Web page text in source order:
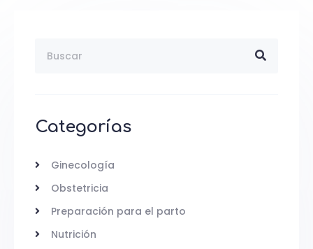
Categorías
Ginecología
Obstetricia
Preparación para el parto
Nutrición